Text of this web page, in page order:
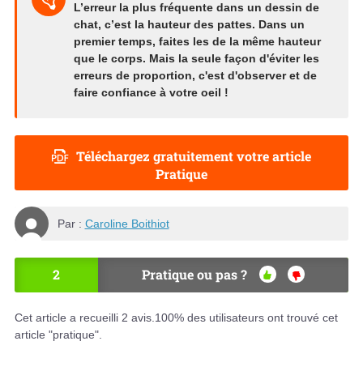
L’erreur la plus fréquente dans un dessin de
chat, c’est la hauteur des pattes. Dans un
premier temps, faites les de la même hauteur
que le corps. Mais la seule façon d'éviter les
erreurs de proportion, c'est d'observer et de
faire confiance à votre oeil !
Téléchargez gratuitement votre article
Pratique
Par : Caroline Boithiot
2 Pratique ou pas ?
OU
NO
N
Cet article a recueilli 2 avis. 100% des utilisateurs ont trouvé cet
article "pratique".